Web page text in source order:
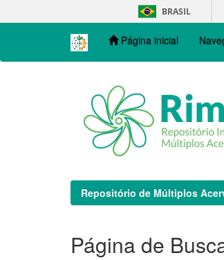
navigation
BRASIL
Página inicial
Repositório de Múltiplos
Página de